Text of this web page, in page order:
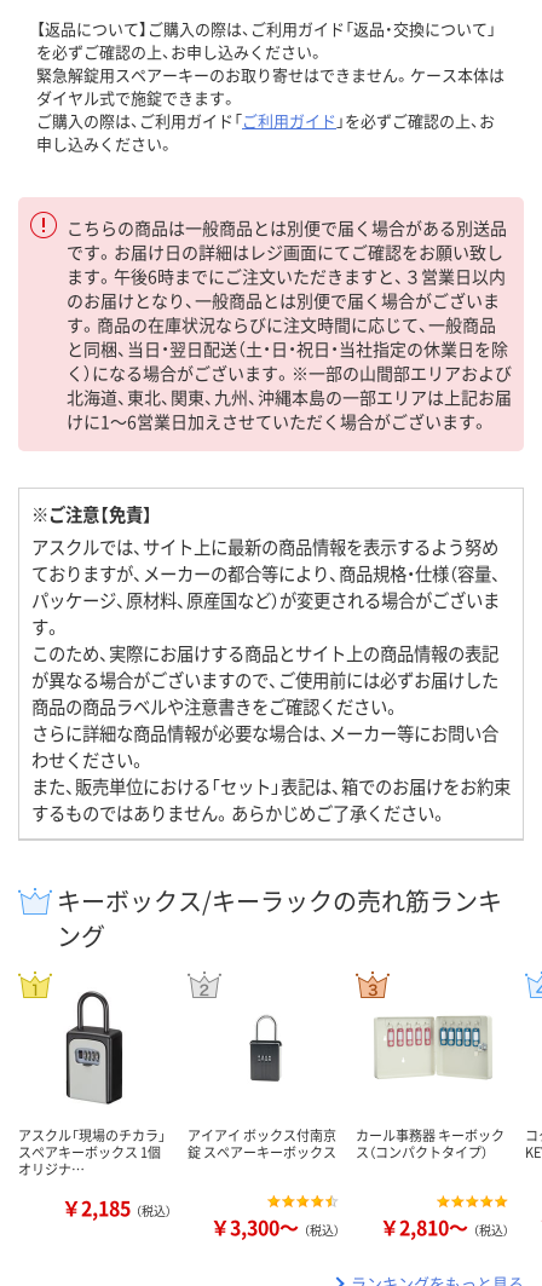
【返品について】ご購入の際は、ご利用ガイド「返品・交換について」
を必ずご確認の上、お申し込みください。
緊急解錠用スペアーキーのお取り寄せはできません。ケース本体は
ダイヤル式で施錠できます。
ご購入の際は、ご利用ガイド「ご利用ガイド 」を必ずご確認の上、お
申し込みください。
こちらの商品は一般商品とは別便で届く場合がある別送品
です。お届け日の詳細はレジ画面にてご確認をお願い致し
ます。午後6時までにご注文いただきますと、３営業日以内
のお届けとなり、一般商品とは別便で届く場合がございま
す。商品の在庫状況ならびに注文時間に応じて、一般商品
と同梱、当日・翌日配送（土・日・祝日・当社指定の休業日を除
く）になる場合がございます。※一部の山間部エリアおよび
北海道、東北、関東、九州、沖縄本島の一部エリアは上記お届
けに1～6営業日加えさせていただく場合がございます。
※ご注意【免責】
アスクルでは、サイト上に最新の商品情報を表示するよう努め
ておりますが、メーカーの都合等により、商品規格・仕様（容量、
パッケージ、原材料、原産国など）が変更される場合がございま
す。
このため、実際にお届けする商品とサイト上の商品情報の表記
が異なる場合がございますので、ご使用前には必ずお届けした
商品の商品ラベルや注意書きをご確認ください。
さらに詳細な商品情報が必要な場合は、メーカー等にお問い合
わせください。
また、販売単位における「セット」表記は、箱でのお届けをお約束
するものではありません。あらかじめご了承ください。
キーボックス/キーラックの売れ筋ランキ
ング
アスクル「現場のチカラ」
スペアキーボックス 1個
オリジナ…
￥2,185 （税込）
アイアイ ボックス付南京
錠 スペアーキーボックス
￥3,300～ （税込）
カール事務器 キーボック
ス（コンパクトタイプ）
￥2,810～ （税込）